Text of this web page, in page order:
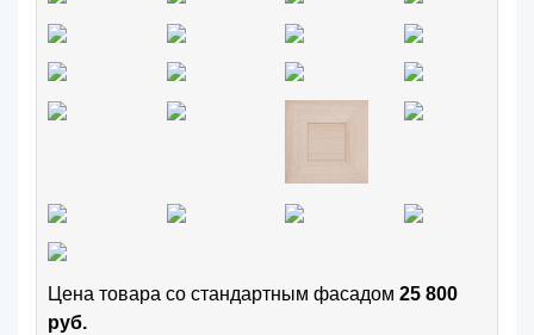
Цена товара cо стандартным фасадом 25 800
руб.